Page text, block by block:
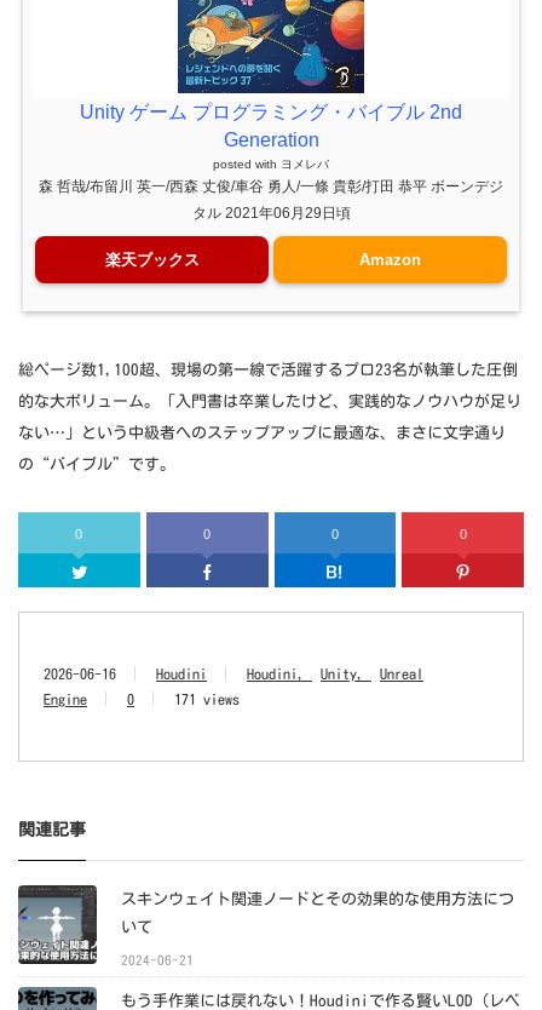
Unity ゲーム プログラミング・バイブル 2nd
Generation
posted with ヨメレバ
森 哲哉/布留川 英一/西森 丈俊/車谷 勇人/一條 貴彰/打田 恭平 ボーンデジ
タル 2021年06月29日頃
楽天ブックス Amazon
総ページ数1,100超、現場の第一線で活躍するプロ23名が執筆した圧倒
的な大ボリューム。「入門書は卒業したけど、実践的なノウハウが足り
ない…」という中級者へのステップアップに最適な、まさに文字通り
の“バイブル”です。
0
Twitter
0
Facebook
0
はてなブッ
0
2026-06-16 Houdini Houdini Unity
Unreal
Engine
0 171 views
関連記事
スキンウェイト関連ノードとその効果的な使用方法につ
いて
2024-06-21
もう手作業には戻れない！Houdiniで作る賢いLOD（レベ